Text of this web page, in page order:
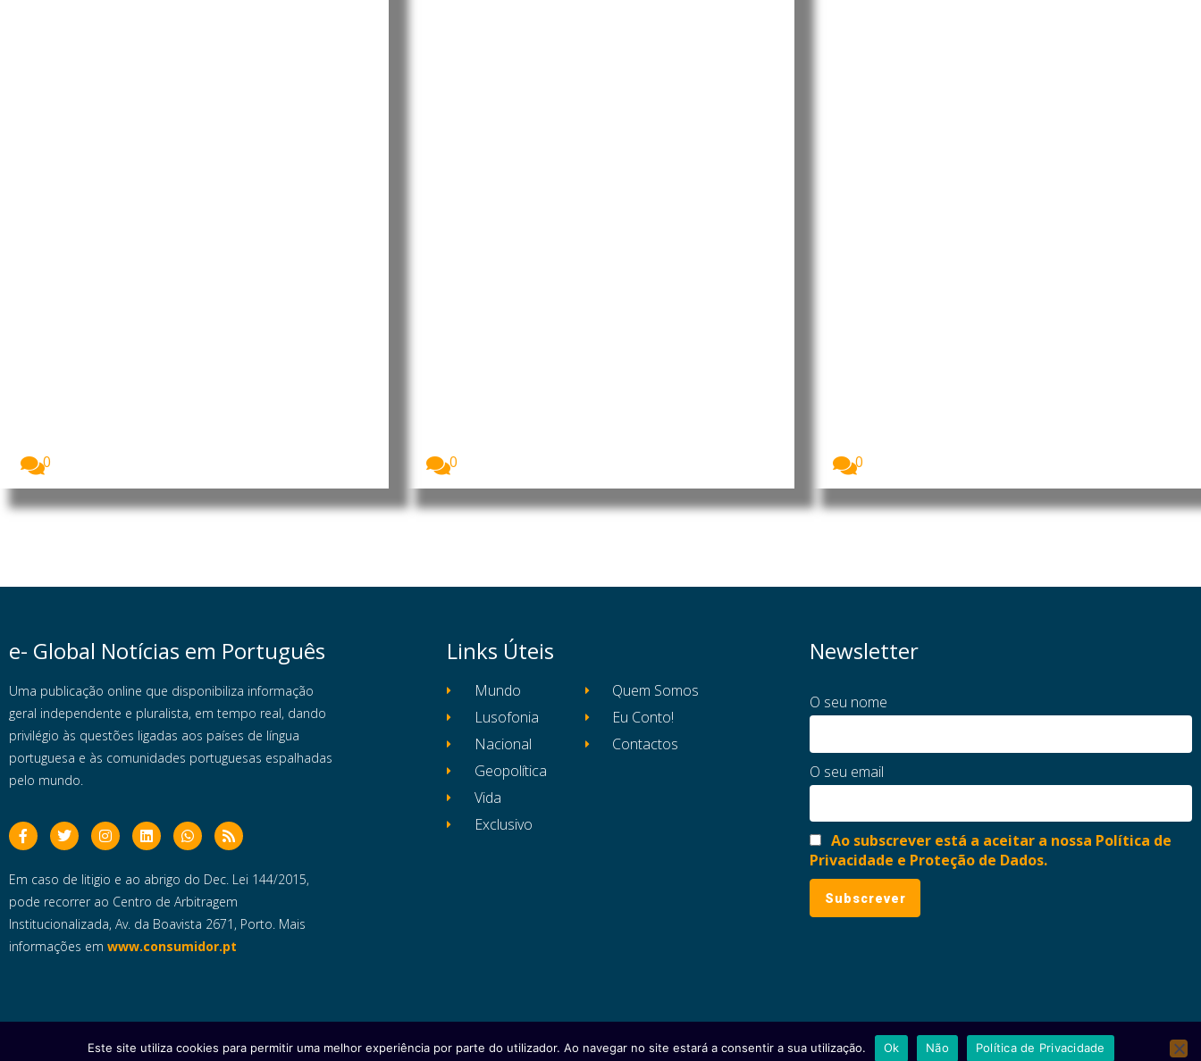
0
0
0
e- Global Notícias em Português
Uma publicação online que disponibiliza informação
geral independente e pluralista, em tempo real, dando
privilégio às questões ligadas aos países de língua
portuguesa e às comunidades portuguesas espalhadas
pelo mundo.
Em caso de litigio e ao abrigo do Dec. Lei 144/2015,
pode recorrer ao Centro de Arbitragem
Institucionalizada, Av. da Boavista 2671, Porto. Mais
informações em www.consumidor.pt
Links Úteis
Mundo
Lusofonia
Nacional
Geopolítica
Vida
Exclusivo
Quem Somos
Eu Conto!
Contactos
Newsletter
O seu nome
O seu email
Ao subscrever está a aceitar a nossa Política de
Privacidade e Proteção de Dados.
Copyright © 2025 e- Global Notícias em Português | Todos os direitos reservados Ficha Técnica Estatuto Editorial Política de Privacidade e Proteção de Dados
Este site utiliza cookies para permitir uma melhor experiência por parte do utilizador. Ao navegar no site estará a consentir a sua utilização. Ok Não Política de Privacidade